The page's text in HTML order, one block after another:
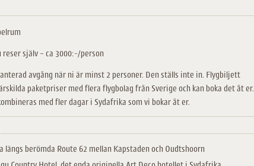
reser själv – ca 3000:-/person
avgång när ni är minst 2 personer. Den ställs inte in. Flygbiljett
paketpriser med flera flygbolag från Sverige och kan boka det åt er.
med fler dagar i Sydafrika som vi bokar åt er.
längs berömda Route 62 mellan Kapstaden och Oudtshoorn